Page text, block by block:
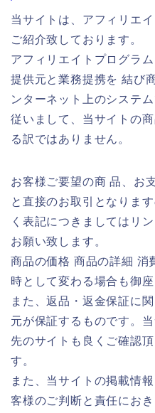
当サイトは、アフィリエ
ご紹介致しております。
アフィリエイトプログラ
提供元と業務提携を 結び
ンターネット上のシステム
従いまして、当サイトの
る訳ではありません。
お客様ご要望の商 品、お
と直接のお取引となりま
く表記につきましてはリ
お願い致します。
商品の価格 商品の詳細 消
時として変わる場合も御座
また、返品・返金保証に
元が保証するものです。
先のサイトも良くご確認
す。
また、当サイトの掲載情
客様のご判断と責任にお